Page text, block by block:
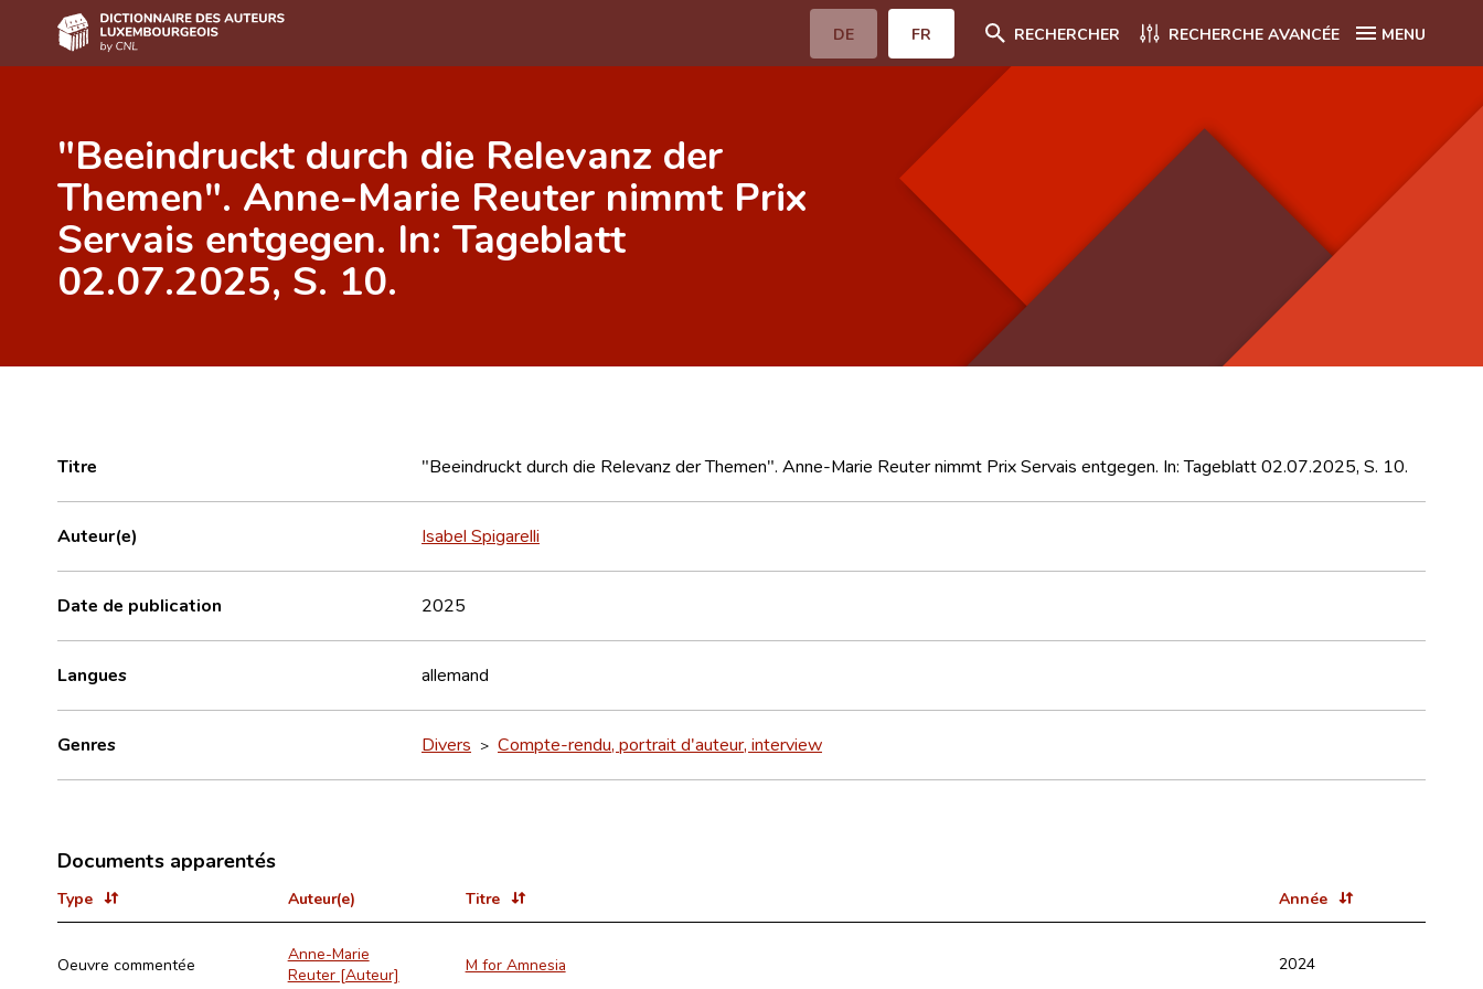
DE FR RECHERCHER RECHERCHE AVANCÉE MENU
Auteur(e)s A-Z
Recherche avancée
Foire aux questions
CNL
"Beeindruckt durch die Relevanz der
Themen". Anne-Marie Reuter nimmt Prix
Servais entgegen. In: Tageblatt
02.07.2025, S. 10.
Titre "Beeindruckt durch die Relevanz der Themen". Anne-Marie Reuter nimmt Prix Servais entgegen. In: Tageblatt 02.07.2025, S. 10.
Auteur(e) Isabel Spigarelli
Date de publication 2025
Langues allemand
Genres Divers > Compte-rendu, portrait d'auteur, interview
Documents apparentés
Type Auteur(e) Titre Année
Oeuvre commentée
Anne-Marie
Reuter [Auteur]
M for Amnesia 2024